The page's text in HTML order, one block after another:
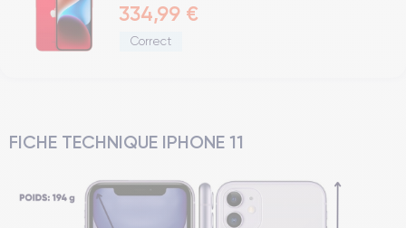
334,99 €
Correct
FICHE TECHNIQUE IPHONE 11